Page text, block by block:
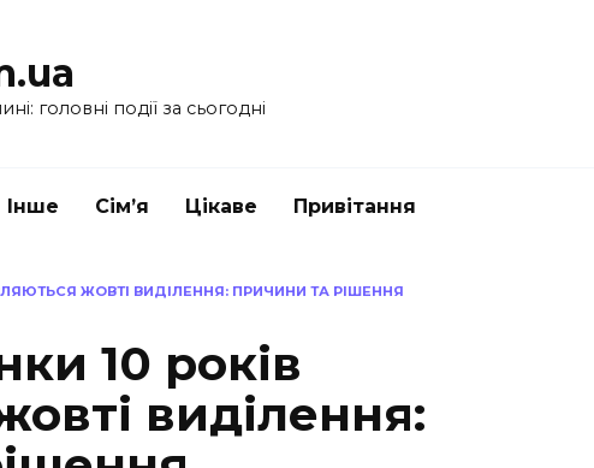
головні події за сьогодні
Інше Сім’я Цікаве Привітання
ЖОВТІ ВИДІЛЕННЯ: ПРИЧИНИ ТА РІШЕННЯ
10 років
виділення: